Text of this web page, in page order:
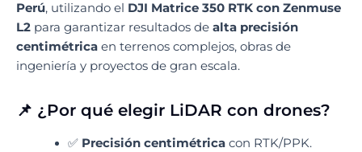
Perú, utilizando el DJI Matrice 350 RTK con Zenmuse
L2 para garantizar resultados de alta precisión
centimétrica en terrenos complejos, obras de
ingeniería y proyectos de gran escala.
📌 ¿Por qué elegir LiDAR con drones?
✅ Precisión centimétricacon RTK/PPK.